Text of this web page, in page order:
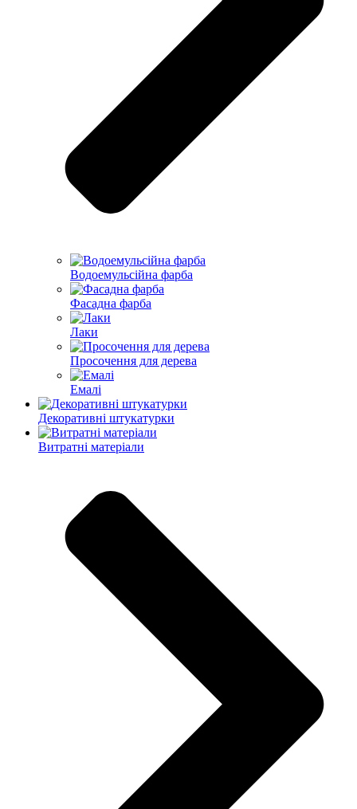
Водоемульсійна фарба
Фасадна фарба
Лаки
Просочення для дерева
Емалі
Декоративні штукатурки
Витратні матеріали